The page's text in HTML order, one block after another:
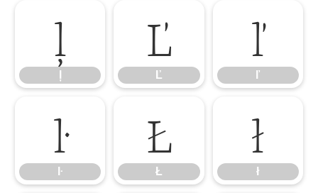
ļ Ľ
Ľ
ľ
ľ
ŀ
ŀ
Ł
Ł
ł
ł